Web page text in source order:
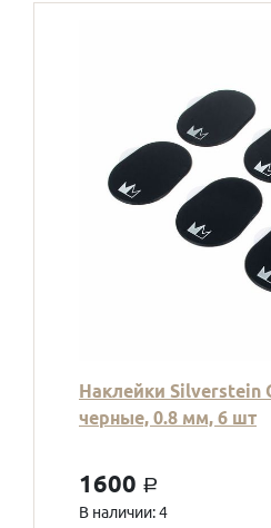
Наклейки Silverstein
черные, 0.8 мм, 6 шт
1600 a
В наличии: 4